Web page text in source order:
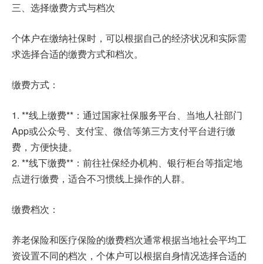
三、选择缴费方式与档次
个体户在缴纳社保时，可以根据自己的经济状况和实际需
求选择合适的缴费方式和档次。
缴费方式：
1. **线上缴费**：通过国家社保服务平台、当地人社部门
App或公众号、支付宝、微信等第三方支付平台进行缴
费，方便快捷。
2. **线下缴费**：前往社保经办机构、银行柜台等指定地
点进行缴费，适合不习惯线上操作的人群。
缴费档次：
养老保险和医疗保险的缴费档次通常根据当地社会平均工
资设置不同的档次，个体户可以根据自身情况选择合适的